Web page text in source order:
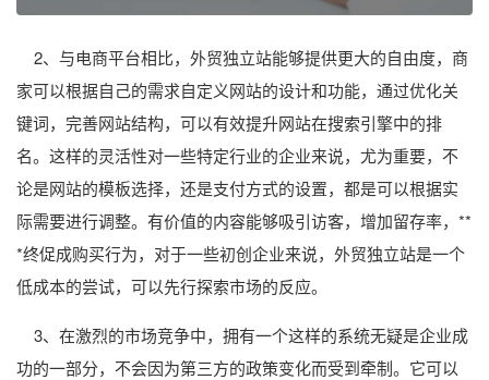
2、与电商平台相比，外贸独立站能够提供更大的自由度，商
家可以根据自己的需求自定义网站的设计和功能，通过优化关
键词，完善网站结构，可以有效提升网站在搜索引擎中的排
名。这样的灵活性对一些特定行业的企业来说，尤为重要，不
论是网站的模板选择，还是支付方式的设置，都是可以根据实
际需要进行调整。有价值的内容能够吸引访客，增加留存率，**
*终促成购买行为，对于一些初创企业来说，外贸独立站是一个
低成本的尝试，可以先行探索市场的反应。
3、在激烈的市场竞争中，拥有一个这样的系统无疑是企业成
功的一部分，不会因为第三方的政策变化而受到牵制。它可以